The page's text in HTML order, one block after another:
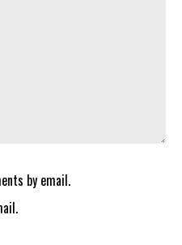
by email.